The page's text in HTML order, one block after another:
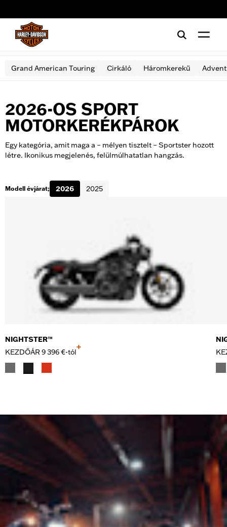
Grand American Touring Cirkáló Háromkerekű
2026-OS SPORT
MOTORKERÉKPÁROK
Egy kategória, amit maga a – mélyen tisztelt – Sportster hozott
létre. Ikonikus megjelenés, felülmúlhatatlan hangzás.
Modell évjárat; 2026 2025
NIGHTSTER™
KEZDŐÁR 9 396 €-tól
+